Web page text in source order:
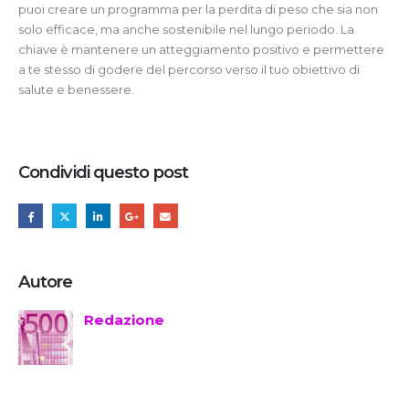
puoi creare un programma per la perdita di peso che sia non
solo efficace, ma anche sostenibile nel lungo periodo. La
chiave è mantenere un atteggiamento positivo e permettere
a te stesso di godere del percorso verso il tuo obiettivo di
salute e benessere.
Condividi questo post
Autore
Redazione